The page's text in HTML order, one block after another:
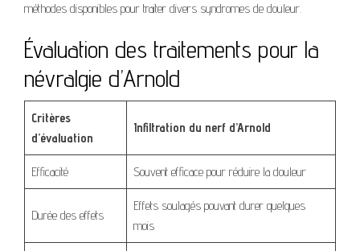
méthodes disponibles pour traiter divers syndromes de douleur.
Évaluation des traitements pour la
névralgie d’Arnold
Critères
d’évaluation
Infiltration du nerf d’Arnold
Efficacité Souvent efficace pour réduire la douleur
Durée des effets
Effets soulagés pouvant durer quelques
mois